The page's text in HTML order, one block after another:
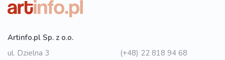
Artinfo.pl Sp. z o.o.
ul. Dzielna 3
(+48) 22 818 94 68